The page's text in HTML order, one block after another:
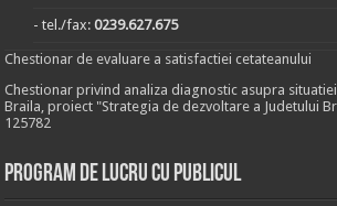
- tel./fax:0239.627.675
Chestionar de evaluare a satisfactiei cetateanului
Chestionar privind analiza diagnostic asupra
Braila, proiect "Strategia de dezvoltare a Judetului
125782
Program de lucru cu publicul